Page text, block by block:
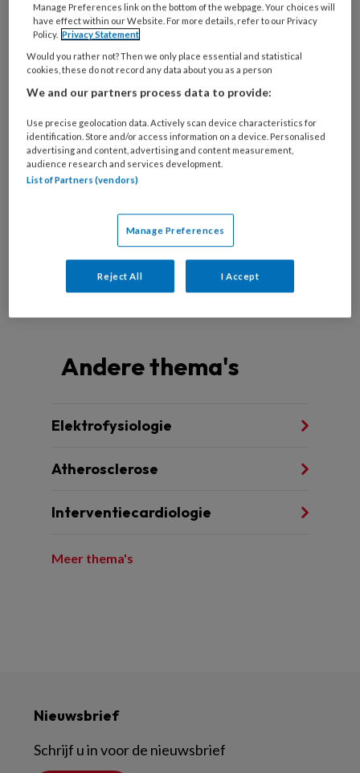
Kun je richtlijnen verbeteren met
één simpele ingreep?
Een lokaal, geactualiseerd behandelprotocol blijkt
meer impact te hebben dan je denkt, zelfs op
complexe hartfalenzorg. Ondanks alle
vooruitgang in de behandeling van acuut
hartfalen blijft één uitdaging opvallend
hardnekkig: het consequent toepassen van de
Andere thema's
Elektrofysiologie
Atherosclerose
Interventiecardiologie
Meer thema's
Nieuwsbrief
Schrijf u in voor de nieuwsbrief
Manage Preferences link on the bottom of the webpage. Your choices will
have effect within our Website. For more details, refer to our Privacy
Policy. Privacy Statement
Would you rather not? Then we only place essential and statistical
cookies, these do not record any data about you as a person
We and our partners process data to provide:
Use precise geolocation data. Actively scan device characteristics for
identification. Store and/or access information on a device. Personalised
advertising and content, advertising and content measurement,
audience research and services development.
List of Partners (vendors)
Manage Preferences
Reject All I Accept